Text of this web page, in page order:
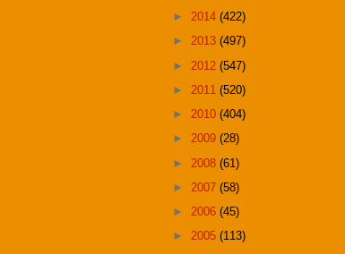
► 2014 (422)
► 2013 (497)
► 2012 (547)
► 2011 (520)
► 2010 (404)
► 2009 (28)
► 2008 (61)
► 2007 (58)
► 2006 (45)
► 2005 (113)